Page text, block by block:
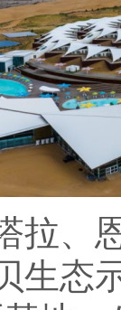
、恩
生态